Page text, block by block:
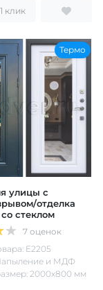
Заказ в 1 клик
Термо
улицы с
отделка
стеклом
7 оценок
Е2205
и МДФ
2000х800 мм